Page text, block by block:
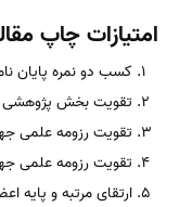
امتیازات چاپ
کسب دو نمره پایان
تقویت بخش پژوهشی
تقویت رزومه علمی
تقویت رزومه علمی
ارتقای مرتبه و پایه